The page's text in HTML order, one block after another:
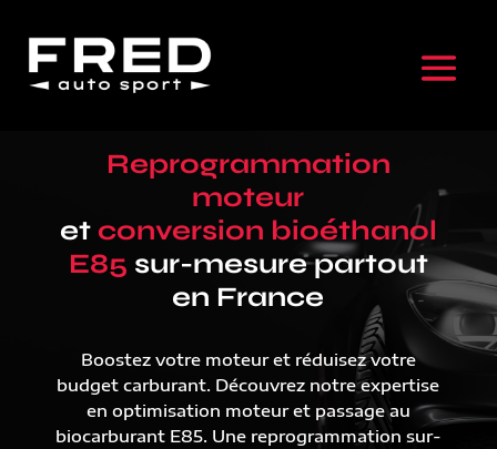
Reprogrammation
moteur
et conversion bioéthanol
E85 sur-mesure partout
en France
Boostez votre moteur et réduisez votre
budget carburant. Découvrez notre expertise
en optimisation moteur et passage au
biocarburant E85. Une reprogrammation sur-